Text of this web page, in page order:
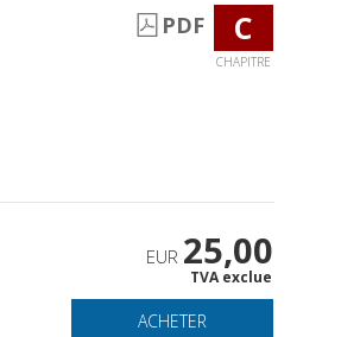
PDF C
CHAPITRE
EUR 25,00
TVA exclue
ACHETER